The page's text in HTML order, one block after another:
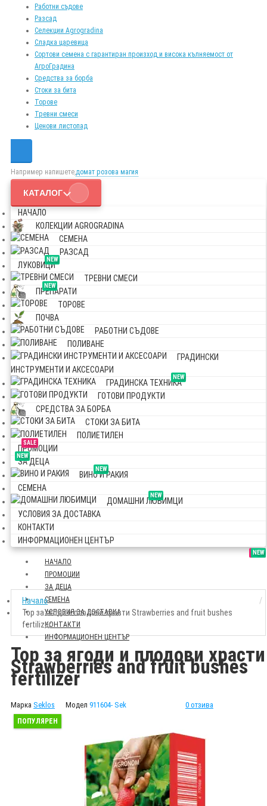
Работни съдове
Разсад
Селекции Agrogradina
Сладка царевица
Сортови семена с гарантиран произход и висока кълняемост от
АгроГрадина
Средства за борба
Стоки за бита
Торове
Тревни смеси
Ценови листопад
Например напишете,домат розова магия
КАТАЛОГ
НАЧАЛО
КОЛЕКЦИИ AGROGRADINA
СЕМЕНА
РАЗСАД
NEW
ЛУКОВИЦИ
ТРЕВНИ СМЕСИ
NEW
ПРЕПАРАТИ
ТОРОВЕ
ПОЧВА
РАБОТНИ СЪДОВЕ
ПОЛИВАНЕ
ГРАДИНСКИ
ИНСТРУМЕНТИ И АКСЕСОАРИ
NEW
ГРАДИНСКА ТЕХНИКА
ГОТОВИ ПРОДУКТИ
СРЕДСТВА ЗА БОРБА
СТОКИ ЗА БИТА
ПОЛИЕТИЛЕН
SALE
ПРОМОЦИИ
NEW
ЗА ДЕЦА
NEW
ВИНО И РАКИЯ
СЕМЕНА
NEW
ДОМАШНИ ЛЮБИМЦИ
УСЛОВИЯ ЗА ДОСТАВКА
КОНТАКТИ
ИНФОРМАЦИОНЕН ЦЕНТЪР
НАЧАЛО
SALE
ПРОМОЦИИ
NEW
ЗА ДЕЦА
СЕМЕНА
УСЛОВИЯ ЗА ДОСТАВКА
КОНТАКТИ
ИНФОРМАЦИОНЕН ЦЕНТЪР
Начало
Тор за ягоди и плодови храсти Strawberries and fruit bushes
fertilizer
Тор за ягоди и плодови храсти
Strawberries and fruit bushes
fertilizer
Марка Seklos Модел 911604- Sek 0 отзива
ПОПУЛЯРЕН